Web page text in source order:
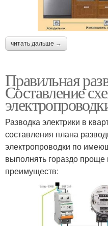
читать дальше →
Правильная
Составление
Разводка электрики в
составления плана
электропроводки по
выполнять гораздо
преимуществ: